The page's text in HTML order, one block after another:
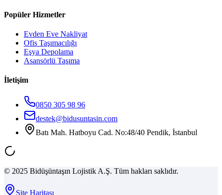
Popüler Hizmetler
Evden Eve Nakliyat
Ofis Taşımacılığı
Eşya Depolama
Asansörlü Taşıma
İletişim
0850 305 98 96
destek@bidusuntasin.com
Batı Mah. Hatboyu Cad. No:48/40 Pendik, İstanbul
© 2025 Bidüşüntaşın Lojistik A.Ş. Tüm hakları saklıdır.
Site Haritası